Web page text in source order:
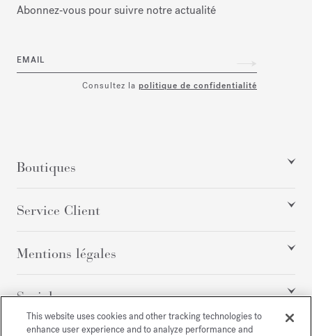
Abonnez‑vous pour suivre notre actualité
EMAIL
Consultez la politique de confidentialité
Boutiques
Service Client
Mentions légales
Social
This website uses cookies and other tracking technologies to
enhance user experience and to analyze performance and